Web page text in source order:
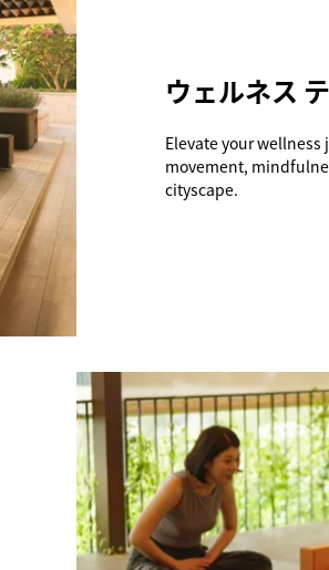
ウェルネス
Elevate your wellness
movement,
cityscape.